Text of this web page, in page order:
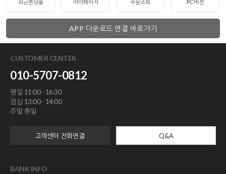
최근본상품 마이페이지 주문조회 PC버전
APP 다운로드 연결 바로가기
CUSTOMER CENTER
010-5707-0812
평일 11:00 - 16:30
점심 13:00 - 14:00
주말 휴일
고객센터 전화연결 Q&A
BANK INFO